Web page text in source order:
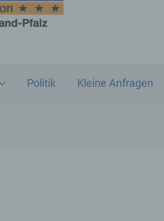
Politik Kleine Anfragen